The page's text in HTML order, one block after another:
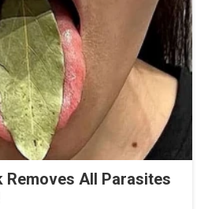
Removes All Parasites